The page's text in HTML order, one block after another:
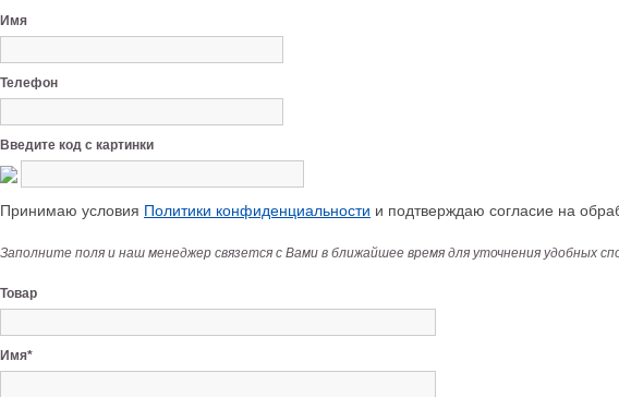
Имя
Телефон
Введите код с картинки
Принимаю условия Политики конфиденциальности и подтверждаю согласие на
Заполните поля и наш менеджер связется с Вами в ближайшее время для уточнения удобных
Товар
Имя*